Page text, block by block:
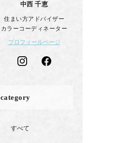
中西 千恵
住まい方アドバイザー
カラーコーディネーター
プロフィールページ
category
すべて